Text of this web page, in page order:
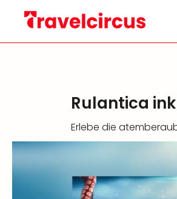
Rulantica
Erlebe die